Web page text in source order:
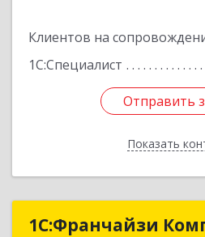
Клиентов на
1С:Специалист
Отправить
Показать
Отправить
Назад
1С:Франчайзи
1С:Франчайзи